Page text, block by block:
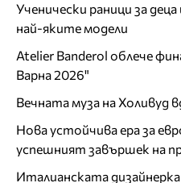
Ученически раници за
най-яките модели
Atelier Banderol облече
Варна 2026"
Вечната муза на Холивуд
Нова устойчива ера за
успешният завършек на
Италианската